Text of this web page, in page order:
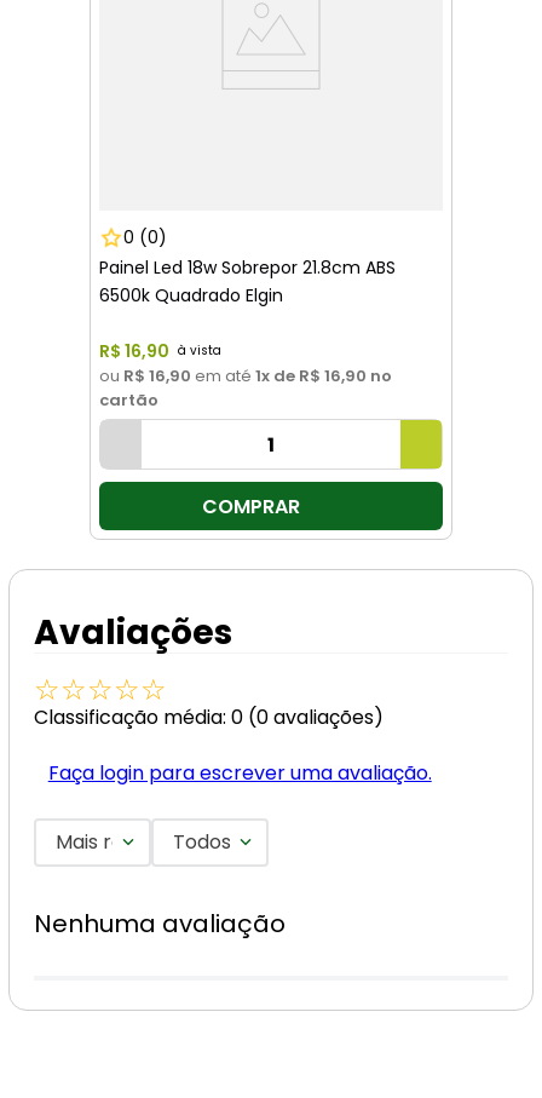
0 (0)
Painel Led 18w Sobrepor 21.8cm ABS
6500k Quadrado Elgin
R$ 16,90
ou R$ 16,90 em até 1x de R$ 16,90 no
cartão
COMPRAR
Avaliações
☆☆☆☆☆
Classificação média: 0 (0 avaliações)
Faça login para escrever uma avaliação.
Mais recentesTodos
Nenhuma avaliação